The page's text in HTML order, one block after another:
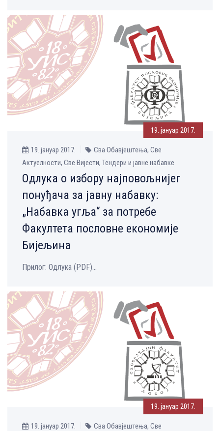
19. јануар 2017.
19. јануар 2017.
Сва Обавјештења, Све
Aктуелности, Све Вијести, Тендери и јавне набавке
Одлука о избору најповољнијег
понуђача за јавну набавку:
„Набавка угља“ за потребе
Факултета пословне економије
Бијељина
Прилог: Одлука (PDF)...
19. јануар 2017.
19. јануар 2017.
Сва Обавјештења, Све